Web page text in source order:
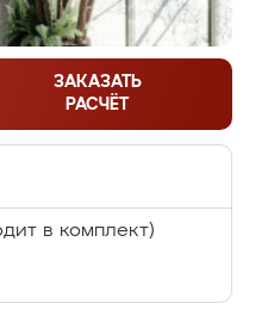
ЗАКАЗАТЬ
РАСЧЁТ
в комплект)